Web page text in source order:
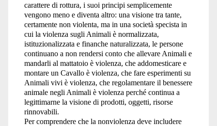
carattere di rottura, i suoi principi semplicemente
vengono meno e diventa altro: una visione tra tante,
certamente non violenta, ma in una società specista in
cui la violenza sugli Animali è normalizzata,
istituzionalizzata e finanche naturalizzata, le persone
continuano a non rendersi conto che allevare Animali e
mandarli al mattatoio è violenza, che addomesticare e
montare un Cavallo è violenza, che fare esperimenti su
Animali vivi è violenza, che regolamentare il benessere
animale negli Animali è violenza perché continua a
legittimarne la visione di prodotti, oggetti, risorse
rinnovabili.
Per comprendere che la nonviolenza deve includere